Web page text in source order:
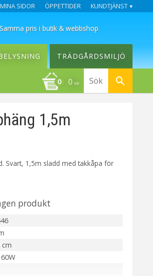
MINA SIDOR ÖPPETTIDER KUNDTJÄNST
Samma pris i butik & webbshop
0 KR
TRÄDGÅRDSMILJÖ
1,5m
Svart, 1,5m sladd med takkåpa för
produkt